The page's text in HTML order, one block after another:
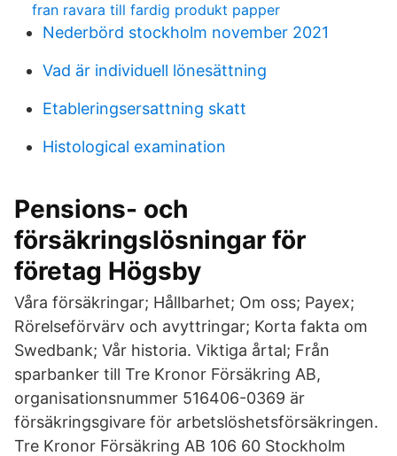
fran ravara till fardig produkt papper
Nederbörd stockholm november 2021
Vad är individuell lönesättning
Etableringsersattning skatt
Histological examination
Pensions- och
försäkringslösningar för
företag Högsby
Våra försäkringar; Hållbarhet; Om oss; Payex;
Rörelseförvärv och avyttringar; Korta fakta om
Swedbank; Vår historia. Viktiga årtal; Från
sparbanker till Tre Kronor Försäkring AB,
organisationsnummer 516406-0369 är
försäkringsgivare för arbetslöshetsförsäkringen.
Tre Kronor Försäkring AB 106 60 Stockholm